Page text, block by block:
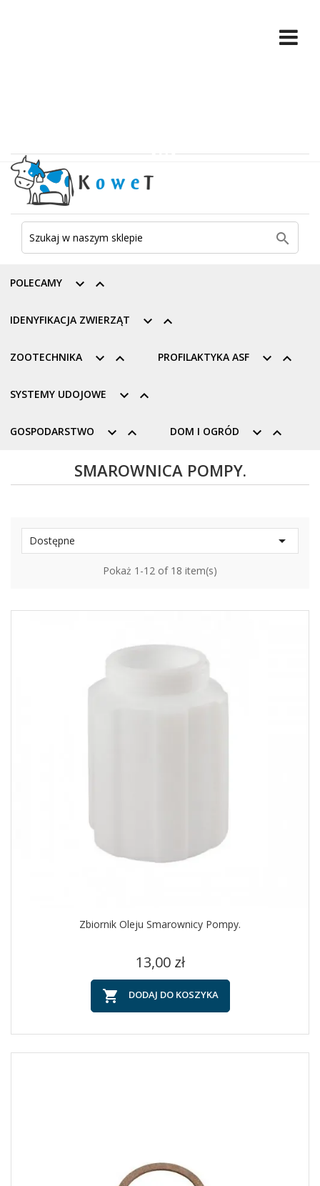

 
POLECAMY
 
IDENYFIKACJA ZWIERZĄT
 
ZOOTECHNIKA  
PROFILAKTYKA ASF
 
SYSTEMY UDOJOWE
 
GOSPODARSTWO  
DOM I OGRÓD
SMAROWNICA POMPY.
Dostępne 
Pokaż 1-12 of 18 item(s)
Zbiornik Oleju Smarownicy Pompy.
Cena
13,00 zł
 DODAJ DO KOSZYKA